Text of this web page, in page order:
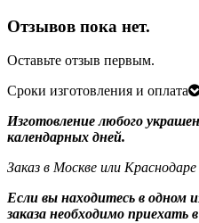
Отзывов пока нет.
Оставьте отзыв первым.
Сроки изготовления и оплата
Изготовление любого
календарных дней.
Заказ в Москве или Краснодаре
Если вы находитесь в одном
заказа необходимо приехать